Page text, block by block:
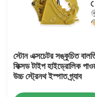
কারখানা ভ্রমণ
স্টোন এক্সচেটর সঙ্কুচিত
ফিক্সড টাইপ হাইড্রোলিক
উচ্চ স্ট্রেনথ ইস্পাত গ্র্যাব